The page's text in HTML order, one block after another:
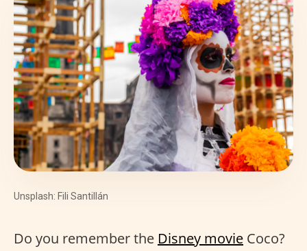
Unsplash: Fili Santillán
Do you remember the Disney movie Coco?